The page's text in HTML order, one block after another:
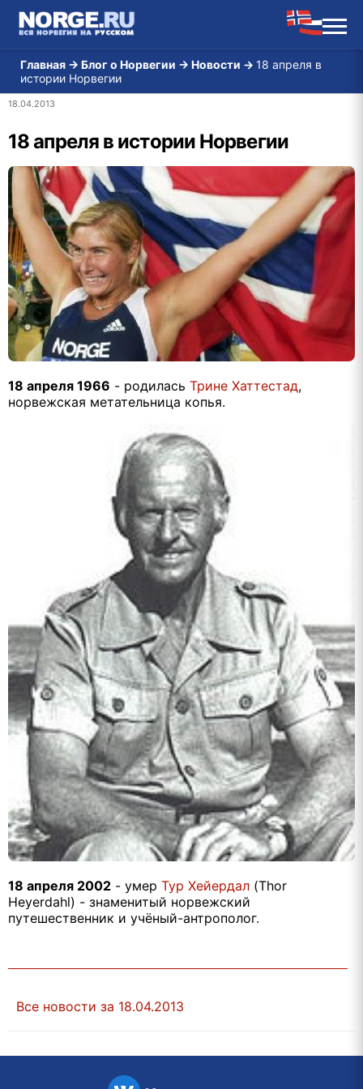
Главная → Блог о Норвегии → Новости → 18 апреля в
истории Норвегии
18.04.2013
18 апреля в истории Норвегии
18 апреля 1966 - родилась Трине Хаттестад,
норвежская метательница копья.
18 апреля 2002 - умер Тур Хейердал (Thor
Heyerdahl) - знаменитый норвежский
путешественник и учёный-антрополог.
Все новости за 18.04.2013